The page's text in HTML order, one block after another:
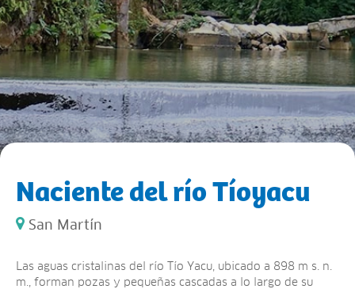
Naciente del río Tíoyacu
San Martín
Las aguas cristalinas del río Tío Yacu, ubicado a 898 m s. n.
m., forman pozas y pequeñas cascadas a lo largo de su